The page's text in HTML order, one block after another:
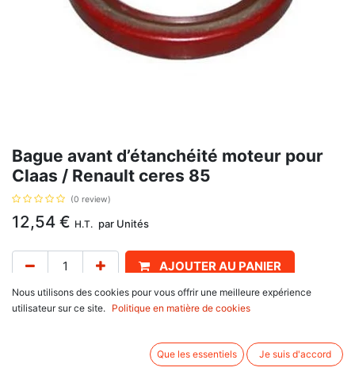
Bague avant d’étanchéité moteur pour
Claas / Renault ceres 85
(0 review)
12,54 € H.T. par Unités
AJOUTER AU PANIER
Délai de livraison : 1 semaine
pour référence d'origine AR67942, AT21608
Informations complémentaires:
Nous utilisons des cookies pour vous offrir une meilleure expérience
utilisateur sur ce site.
Politique en matière de cookies
Que les essentiels Je suis d'accord